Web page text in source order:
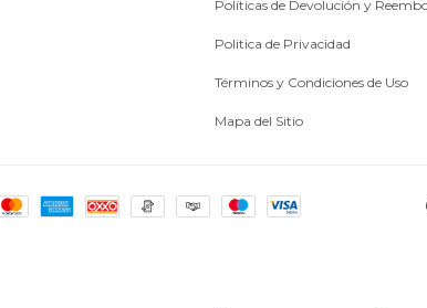
Políticas de Devolución y
Politica de Privacidad
Términos y Condiciones de Uso
Mapa del Sitio